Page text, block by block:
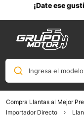
¡Date ese
Ingresa el
Compra Llantas al Mejor
Importador Directo